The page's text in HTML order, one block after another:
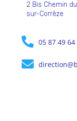
2 Bis Chemin
sur-Corrèze
05 87 49 64